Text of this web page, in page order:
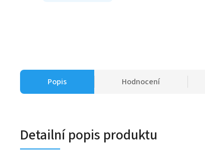
Popis Hodnocení
Detailní popis produktu